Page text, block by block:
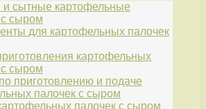
и сытные картофельные
с сыром
для картофельных палочек
картофельных
с сыром
приготовлению и подаче
палочек с сыром
палочек с сыром